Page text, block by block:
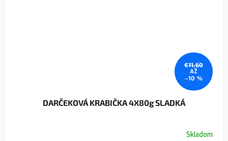
€11,60
AŽ
–10 %
DARČEKOVÁ KRABIČKA 4X80g SLADKÁ
Skladom